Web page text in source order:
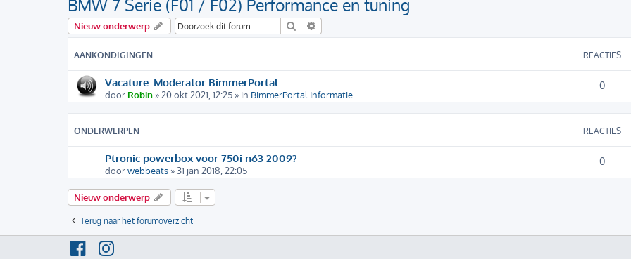
BMW 7 Serie (F01 / F02) Performance en tuning
Nieuw onderwerp Zoek
AANKONDIGINGEN REACTIES
Vacature: Moderator BimmerPortal
door Robin » 20 okt 2021, 12:25 » in BimmerPortal Informatie
0
ONDERWERPEN REACTIES
Ptronic powerbox voor 750i n63 2009?
doorwebbeats » 31 jan 2018, 22:05
0
Nieuw onderwerp
Terug naar het forumoverzicht